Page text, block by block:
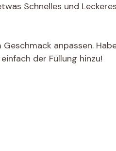
Schnelles und Leckeres
anpassen.
der Füllung hinzu!